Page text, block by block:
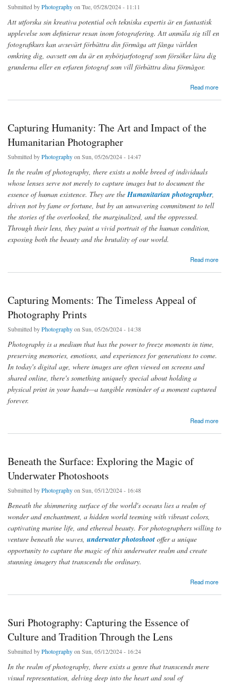
Submitted byPhotographyon Tue, 05/28/2024 - 11:11
Att utforska sin kreativa potential och tekniska expertis är en fantastisk
upplevelse som definierar resan inom fotografering. Att anmäla sig till en
fotografikurs kan avsevärt förbättra din förmåga att fånga världen
omkring dig, oavsett om du är en nybörjarfotograf som försöker lära dig
grunderna eller en erfaren fotograf som vill förbättra dina förmågor.
Read more
about Omfamna konsten att fotografera: Utforska kurser i Göteborg med omnejd
Capturing Humanity: The Art and Impact of the
Humanitarian Photographer
Submitted byPhotographyon Sun, 05/26/2024 - 14:47
In the realm of photography, there exists a noble breed of individuals
whose lenses serve not merely to capture images but to document the
essence of human existence. They are theHumanitarian photographer,
driven not by fame or fortune, but by an unwavering commitment to tell
the stories of the overlooked, the marginalized, and the oppressed.
Through their lens, they paint a vivid portrait of the human condition,
exposing both the beauty and the brutality of our world.
Read more
about Capturing Humanity: The Art and Impact of the Humanitarian Photographer
Capturing Moments: The Timeless Appeal of
Photography Prints
Submitted byPhotographyon Sun, 05/26/2024 - 14:38
Photography is a medium that has the power to freeze moments in time,
preserving memories, emotions, and experiences for generations to come.
In today's digital age, where images are often viewed on screens and
shared online, there's something uniquely special about holding a
physical print in your hands—a tangible reminder of a moment captured
forever.
Read more
Beneath the Surface: Exploring the Magic of
Underwater Photoshoots
Submitted byPhotographyon Sun, 05/12/2024 - 16:48
Beneath the shimmering surface of the world's oceans lies a realm of
wonder and enchantment, a hidden world teeming with vibrant colors,
captivating marine life, and ethereal beauty. For photographers willing to
venture beneath the waves, underwater photoshoot offer a unique
opportunity to capture the magic of this underwater realm and create
stunning imagery that transcends the ordinary.
Read more
about Beneath the Surface: Exploring the Magic of Underwater Photoshoots
Suri Photography: Capturing the Essence of
Culture and Tradition Through the Lens
Submitted byPhotographyon Sun, 05/12/2024 - 16:24
In the realm of photography, there exists a genre that transcends mere
visual representation, delving deep into the heart and soul of